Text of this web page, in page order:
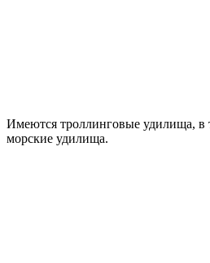
Имеются троллинговые удилища,
морские удилища.